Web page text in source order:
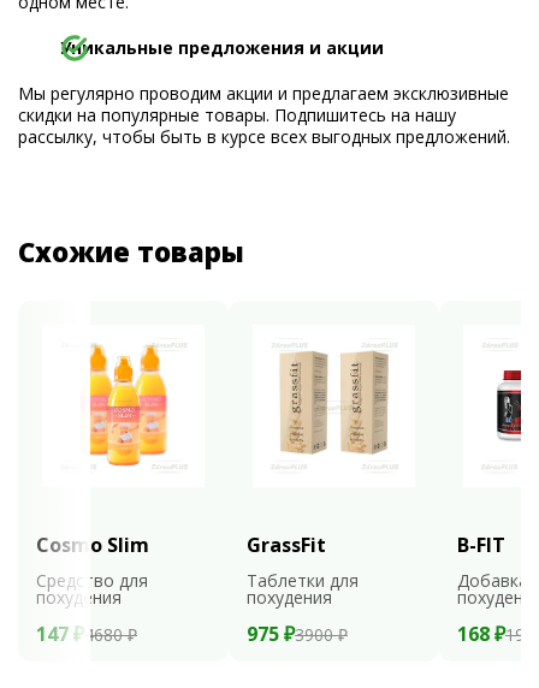
Уникальные предложения и акции
Мы регулярно проводим акции и предлагаем эксклюзивные
скидки на популярные товары. Подпишитесь на нашу
рассылку, чтобы быть в курсе всех выгодных предложений.
Схожие товары
Cosmo Slim
Средство для
похудения
147 ₽ 4680 ₽
GrassFit
Таблетки для
похудения
975 ₽3900 ₽
B-FIT
Добавка
168 ₽